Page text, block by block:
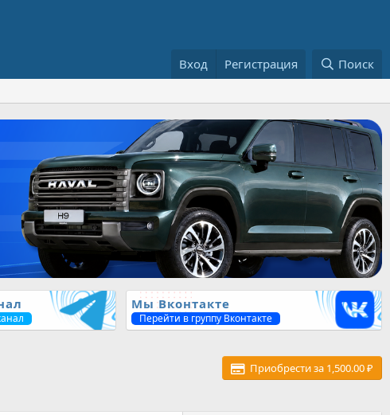
Вход Регистрация Поиск
Мы Вконтакте
Перейти в группу Вконтакте
Приобрести за 1,500.00 ₽